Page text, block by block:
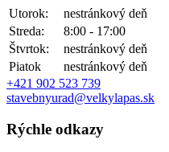
Utorok:
nestránkový deň
Streda:
8:00 - 17:00
Štvrtok:
nestránkový deň
Piatok
nestránkový deň
+421 902 523 739
stavebnyurad@velkylapas.sk
Rýchle odkazy